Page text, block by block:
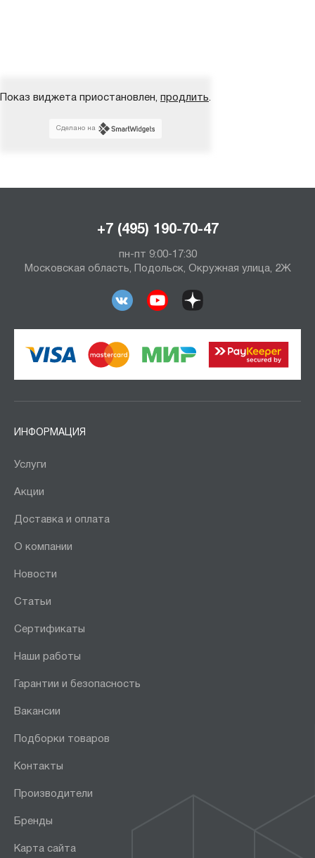
Показ виджета приостановлен, продлить.
Сделано на
+7 (495) 190-70-47
пн-пт 9:00-17:30
Московская область, Подольск, Окружная улица, 2Ж
ИНФОРМАЦИЯ
Услуги
Акции
Доставка и оплата
О компании
Новости
Статьи
Сертификаты
Наши работы
Гарантии и безопасность
Вакансии
Подборки товаров
Контакты
Производители
Бренды
Карта сайта